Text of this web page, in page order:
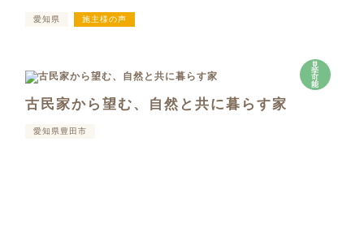
愛知県 施主様の声
見
学
可
能
古民家から望む、自然と共に暮らす家
愛知県豊田市